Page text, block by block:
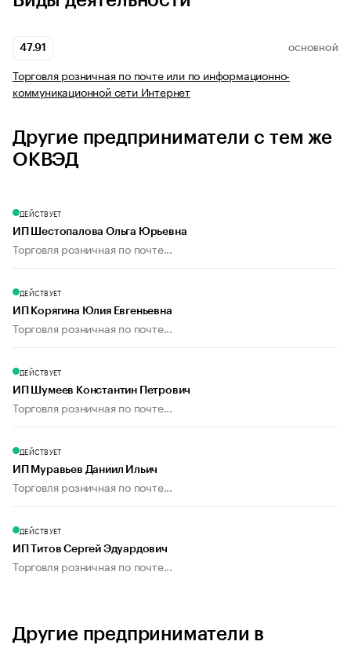
47.91 ОСНОВНОЙ
Торговля розничная по почте или по информационно-
коммуникационной сети Интернет
Другие предприниматели с тем же
ОКВЭД
ДЕЙСТВУЕТ
ИП Шестопалова Ольга Юрьевна
Торговля розничная по почте...
ДЕЙСТВУЕТ
ИП Корягина Юлия Евгеньевна
Торговля розничная по почте...
ДЕЙСТВУЕТ
ИП Шумеев Константин Петрович
Торговля розничная по почте...
ДЕЙСТВУЕТ
ИП Муравьев Даниил Ильич
Торговля розничная по почте...
ДЕЙСТВУЕТ
ИП Титов Сергей Эдуардович
Торговля розничная по почте...
Другие предприниматели в